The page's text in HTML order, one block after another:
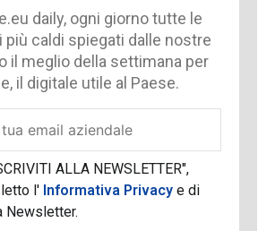
daily, ogni giorno tutte le
caldi spiegati dalle nostre
il meglio della settimana per
il digitale utile al Paese.
ALLA NEWSLETTER",
l'Informativa Privacy e di
Newsletter.